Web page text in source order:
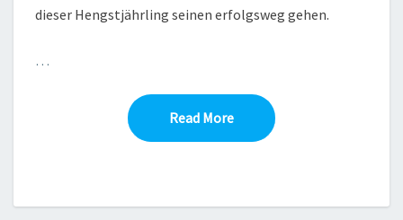
dieser Hengstjährling seinen erfolgsweg gehen.
…
Read MoreRead More